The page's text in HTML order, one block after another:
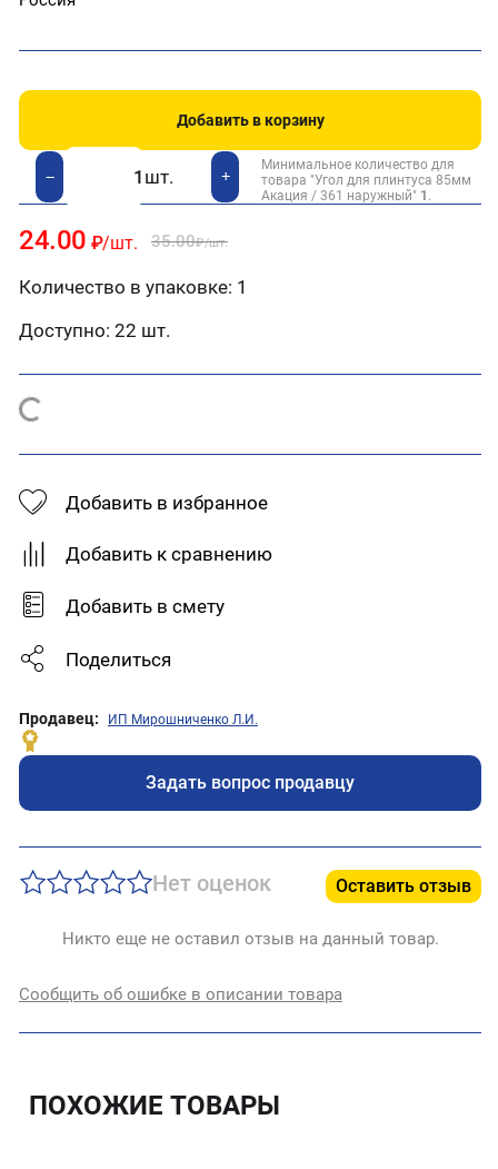
Добавить в корзину
+
шт.
−
Минимальное количество для
товара "Угол для плинтуса 85мм
Акация / 361 наружный" 1 .
24.00 ₽/шт. 35.00₽/шт.
Количество в упаковке: 1
Доступно: 22 шт.
Добавить в избранное
Добавить к сравнению
Добавить в смету
Поделиться
Продавец: ИП Мирошниченко Л.И.
Задать вопрос продавцу
Нет оценок Оставить отзыв
Никто еще не оставил отзыв на данный товар.
Сообщить об ошибке в описании товара
ПОХОЖИЕ ТОВАРЫ